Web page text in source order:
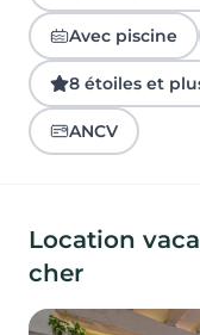
Avec piscine
8 étoiles et
ANCV
Location
cher